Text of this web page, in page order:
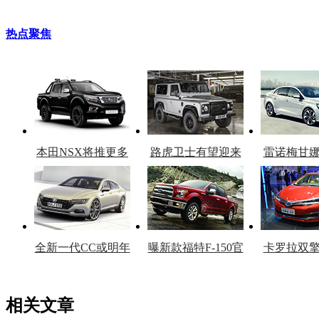
热点聚焦
本田NSX将推更多
车型
路虎卫士有望迎来
复产
雷诺梅甘
官
全新一代CC或明年
曝新款福特F-150官
卡罗拉双
相关文章